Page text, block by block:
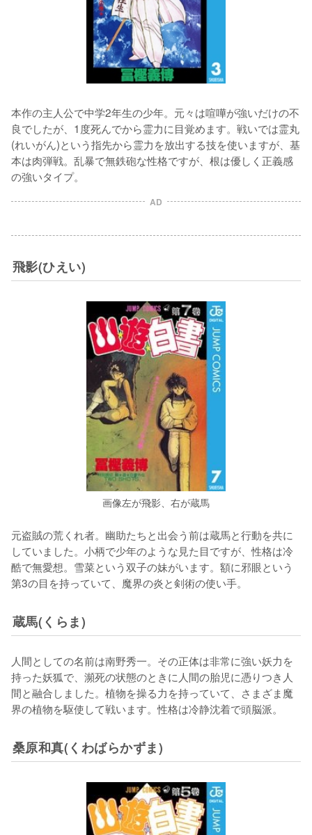
本作の主人公で中学2年生の少年。元々は喧嘩が強いだけの不
良でしたが、1度死んでから霊力に目覚めます。戦いでは霊丸
(れいがん)という指先から霊力を放出する技を使いますが、基
本は肉弾戦。乱暴で無鉄砲な性格ですが、根は優しく正義感
の強いタイプ。
AD
飛影(ひえい)
画像左が飛影、右が蔵馬
元盗賊の荒くれ者。幽助たちと出会う前は蔵馬と行動を共に
していました。小柄で少年のような見た目ですが、性格は冷
酷で無愛想。雪菜という双子の妹がいます。額に邪眼という
第3の目を持っていて、魔界の炎と剣術の使い手。
蔵馬(くらま)
人間としての名前は南野秀一。その正体は非常に強い妖力を
持った妖狐で、瀕死の状態のときに人間の胎児に憑りつき人
間と融合しました。植物を操る力を持っていて、さまざま魔
界の植物を駆使して戦います。性格は冷静沈着で頭脳派。
桑原和真(くわばらかずま)